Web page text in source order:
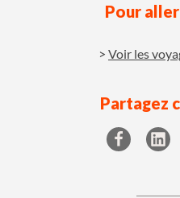
Pour
Voir les
Partagez